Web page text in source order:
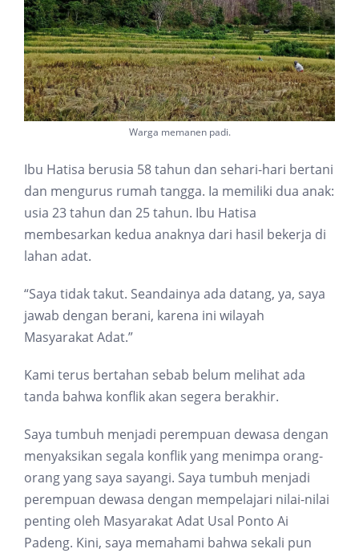
Warga memanen padi.
Ibu Hatisa berusia 58 tahun dan sehari-hari bertani
dan mengurus rumah tangga. Ia memiliki dua anak:
usia 23 tahun dan 25 tahun. Ibu Hatisa
membesarkan kedua anaknya dari hasil bekerja di
lahan adat.
“Saya tidak takut. Seandainya ada datang, ya, saya
jawab dengan berani, karena ini wilayah
Masyarakat Adat.”
Kami terus bertahan sebab belum melihat ada
tanda bahwa konflik akan segera berakhir.
Saya tumbuh menjadi perempuan dewasa dengan
menyaksikan segala konflik yang menimpa orang-
orang yang saya sayangi. Saya tumbuh menjadi
perempuan dewasa dengan mempelajari nilai-nilai
penting oleh Masyarakat Adat Usal Ponto Ai
Padeng. Kini, saya memahami bahwa sekali pun